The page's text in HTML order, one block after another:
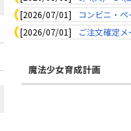
[2026/07/01]
コンビニ・
[2026/07/01]
ご注文確定
魔法少女育成計画